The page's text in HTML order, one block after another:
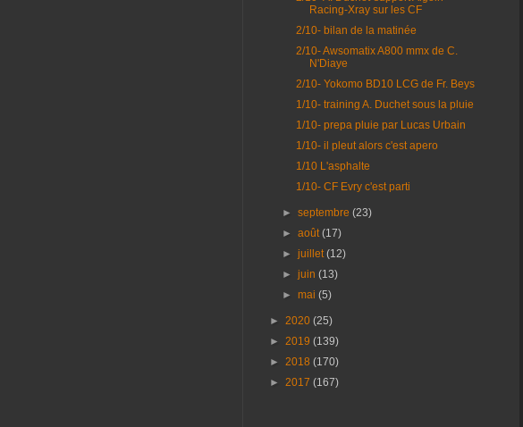
Racing-Xray sur les CF
2/10- bilan de la matinée
2/10- Awsomatix A800 mmx de C.
N'Diaye
2/10- Yokomo BD10 LCG de Fr. Beys
1/10- training A. Duchet sous la pluie
1/10- prepa pluie par Lucas Urbain
1/10- il pleut alors c'est apero
1/10 L'asphalte
1/10- CF Evry c'est parti
►septembre(23)
►août(17)
►juillet(12)
►juin(13)
►mai(5)
► 2020 (25)
► 2019 (139)
► 2018 (170)
► 2017 (167)